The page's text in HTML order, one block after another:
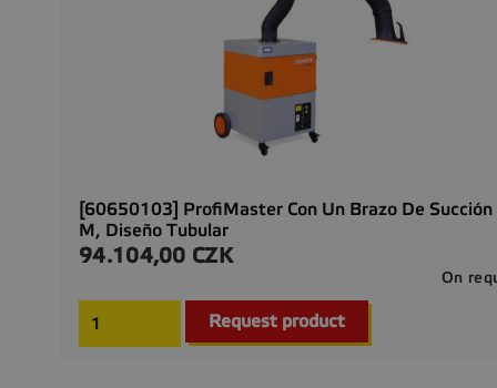
[60650103] ProfiMaster Con Un Brazo De Succión
M, Diseño Tubular
Precio
94.104,00 CZK
On
Request product